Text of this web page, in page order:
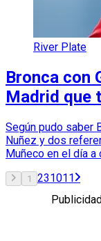
River Plate
Bronca con
Madrid que
Según pudo saber
Nuñez y dos
Muñeco en el día a
1 231011